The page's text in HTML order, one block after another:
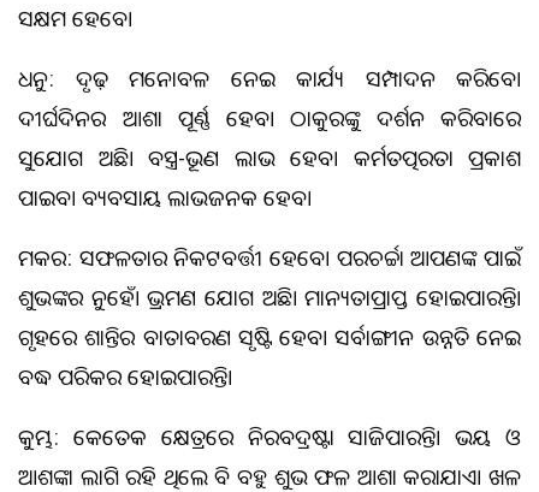
ସକ୍ଷମ ହେବେ।
ଧନୁ: ଦୃଢ଼ ମନୋବଳ ନେଇ କାର୍ଯ୍ୟ ସମ୍ପାଦନ କରିବେ।
ଦୀର୍ଘଦିନର ଆଶା ପୂର୍ଣ୍ଣ ହେବ। ଠାକୁରଙ୍କୁ ଦର୍ଶନ କରିବାରେ
ସୁଯୋଗ ଅଛି। ବସ୍ତ୍ର-ଭୂଷଣ ଲାଭ ହେବ। କର୍ମତତ୍ପରତା ପ୍ରକାଶ
ପାଇବ। ବ୍ୟବସାୟ ଲାଭଜନକ ହେବ।
ମକର: ସଫଳତାର ନିକଟବର୍ତ୍ତୀ ହେବେ। ପରଚର୍ଚ୍ଚା ଆପଣଙ୍କ ପାଇଁ
ଶୁଭଙ୍କର ନୁହେଁ। ଭ୍ରମଣ ଯୋଗ ଅଛି। ମାନ୍ୟତାପ୍ରାପ୍ତ ହୋଇପାରନ୍ତି।
ଗୃହରେ ଶାନ୍ତିର ବାତାବରଣ ସୃଷ୍ଟି ହେବ। ସର୍ବାଙ୍ଗୀନ ଉନ୍ନତି ନେଇ
ବଦ୍ଧ ପରିକର ହୋଇପାରନ୍ତି।
କୁମ୍ଭ: କେତେକ କ୍ଷେତ୍ରରେ ନିରବଦ୍ରଷ୍ଟା ସାଜିପାରନ୍ତି। ଭୟ ଓ
ଆଶଙ୍କା ଲାଗି ରହି ଥିଲେ ବି ବହୁ ଶୁଭ ଫଳ ଆଶା କରାଯାଏ। ଖଳ